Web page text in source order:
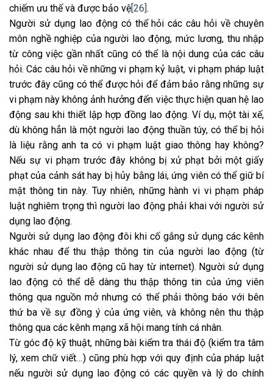
chiếm ưu thế và được bảo vệ [26] .
Người sử dụng lao động có thể hỏi các câu hỏi về chuyên
môn nghề nghiệp của người lao động, mức lương, thu nhập
từ công việc gần nhất cũng có thể là nội dung của các câu
hỏi. Các câu hỏi về những vi phạm kỷ luật, vi phạm pháp luật
trước đây cũng có thể được hỏi để đảm bảo rằng những sự
vi phạm này không ảnh hưởng đến việc thực hiện quan hệ lao
động sau khi thiết lập hợp đồng lao động. Ví dụ, một tài xế,
dù không hẳn là một người lao động thuần túy, có thể bị hỏi
là liệu rằng anh ta có vi phạm luật giao thông hay không?
Nếu sự vi phạm trước đây không bị xử phạt bởi một giấy
phạt của cảnh sát hay bị hủy bằng lái, ứng viên có thể giữ bí
mật thông tin này. Tuy nhiên, những hành vi vi phạm pháp
luật nghiêm trọng thì người lao động phải khai với người sử
dụng lao động.
Người sử dụng lao động đôi khi cố gắng sử dụng các kênh
khác nhau để thu thập thông tin của người lao động (từ
người sử dụng lao động cũ hay từ internet). Người sử dụng
lao động có thể dễ dàng thu thập thông tin của ứng viên
thông qua nguồn mở nhưng có thể phải thông báo với bên
thứ ba về sự đồng ý của ứng viên, và không nên thu thập
thông qua các kênh mạng xã hội mang tính cá nhân.
Từ góc độ kỹ thuật, những bài kiểm tra thái độ (kiểm tra tâm
lý, xem chữ viết…) cũng phù hợp với quy định của pháp luật
nếu người sử dụng lao động có các quyền và lý do chính